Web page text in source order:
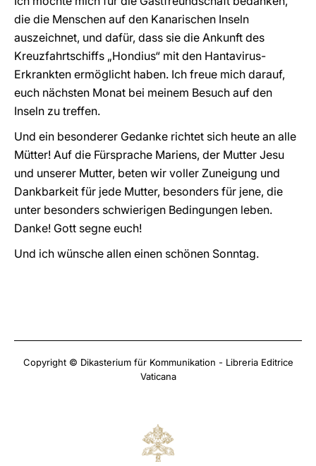
die die Menschen auf den Kanarischen Inseln
auszeichnet, und dafür, dass sie die Ankunft des
Kreuzfahrtschiffs „Hondius“ mit den Hantavirus-
Erkrankten ermöglicht haben. Ich freue mich darauf,
euch nächsten Monat bei meinem Besuch auf den
Inseln zu treffen.
Und ein besonderer Gedanke richtet sich heute an alle
Mütter! Auf die Fürsprache Mariens, der Mutter Jesu
und unserer Mutter, beten wir voller Zuneigung und
Dankbarkeit für jede Mutter, besonders für jene, die
unter besonders schwierigen Bedingungen leben.
Danke! Gott segne euch!
Und ich wünsche allen einen schönen Sonntag.
Copyright © Dikasterium für Kommunikation - Libreria Editrice
Vaticana